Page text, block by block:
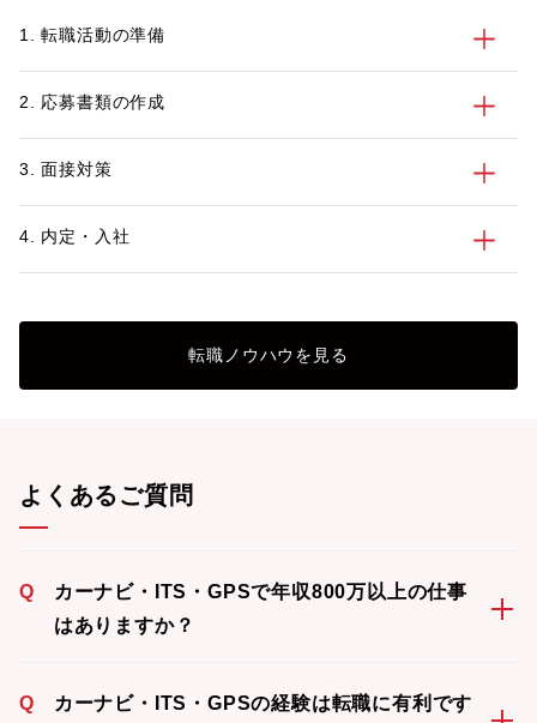
始める前に30代、
1. 転職活動の準備
2. 応募書類の作成
3. 面接対策
4. 内定・入社
転職ノウハウを見る
よくあるご質問
Q
カーナビ・ITS・GPSで年収800万以上の仕事
はありますか？
Q
カーナビ・ITS・GPSの経験は転職に有利です